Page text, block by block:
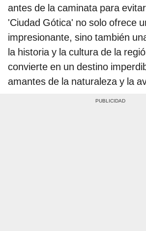
antes de la caminata para
'Ciudad Gótica' no solo ofrece
impresionante, sino también
la historia y la cultura de la
convierte en un destino
amantes de la naturaleza y la